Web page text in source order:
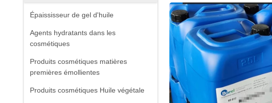
Épaississeur de gel d'huile
Agents hydratants dans les
cosmétiques
Produits cosmétiques matières
premières émollientes
Produits cosmétiques Huile végétale